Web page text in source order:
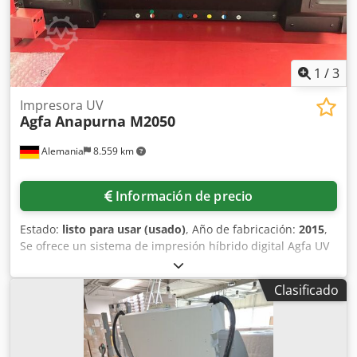
1 /3
Alemania 8.559 km
Impresora UV
Agfa Anapurna M2050
Información de precio
Estado: listo para usar (usado), Año de fabricación: 2015,
Se ofrece un sistema de impresión híbrido digital Agfa UV
de gran formato. Resolución de impresión: 720 ppp/1440
ppp, velocidad máxima de impresión: 53 m²/h,
configuración de tinta: CMYK + lc + lm + blanco, ancho
máximo de material: 2050 mm, ancho máximo de
impresión: 2000 mm, grosor máximo de material: 45 mm,
peso máximo de la placa: 10 kg/m². Dimensiones de la
Clasificado